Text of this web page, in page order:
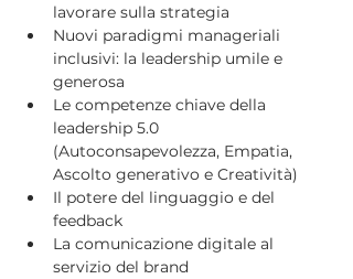
lavorare sulla strategia
Nuovi paradigmi manageriali
inclusivi: la leadership umile e
generosa
Le competenze chiave della
leadership 5.0
(Autoconsapevolezza, Empatia,
Ascolto generativo e Creatività)
Il potere del linguaggio e del
feedback
La comunicazione digitale al
servizio del brand